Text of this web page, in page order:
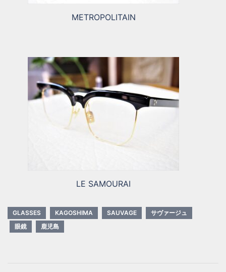
METROPOLITAIN
LE SAMOURAI
GLASSES KAGOSHIMA SAUVAGE
サヴァージュ
眼鏡
鹿児島